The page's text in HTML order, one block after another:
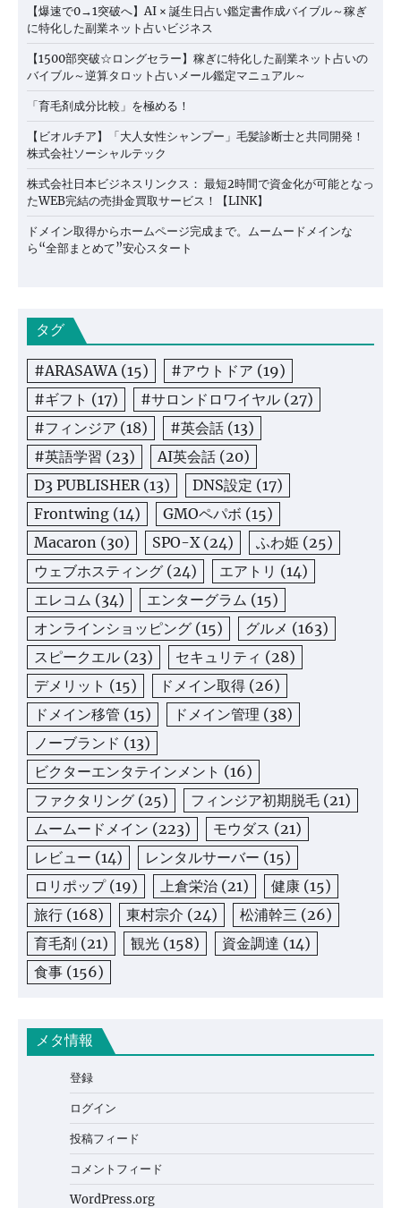
【爆速で0→1突破へ】AI × 誕生日占い鑑定書作成バイブル～稼ぎ
に特化した副業ネット占いビジネス
【1500部突破☆ロングセラー】稼ぎに特化した副業ネット占いの
バイブル～逆算タロット占いメール鑑定マニュアル～
「育毛剤成分比較」を極める！
【ビオルチア】「大人女性シャンプー」毛髪診断士と共同開発！
株式会社ソーシャルテック
株式会社日本ビジネスリンクス： 最短2時間で資金化が可能となっ
たWEB完結の売掛金買取サービス！【LINK】
ドメイン取得からホームページ完成まで。ムームードメインな
ら“全部まとめて”安心スタート
タグ
#ARASAWA(15) #アウトドア (19)
#ギフト (17) #サロンドロワイヤル (27)
#フィンジア (18) #英会話 (13)
#英語学習 (23) AI英会話 (20)
D3 PUBLISHER(13) DNS設定 (17)
Frontwing (14) GMOペパボ (15)
Macaron (30) SPO-X(24) ふわ姫 (25)
ウェブホスティング (24) エアトリ (14)
エレコム (34) エンターグラム (15)
オンラインショッピング (15) グルメ (163)
スピークエル (23) セキュリティ (28)
デメリット (15) ドメイン取得 (26)
ドメイン移管 (15) ドメイン管理 (38)
ノーブランド (13)
ビクターエンタテインメント (16)
ファクタリング (25) フィンジア初期脱毛 (21)
ムームードメイン (223) モウダス (21)
レビュー (14) レンタルサーバー (15)
ロリポップ(19) 上倉栄治 (21) 健康 (15)
旅行 (168) 東村宗介 (24) 松浦幹三 (26)
育毛剤 (21) 観光 (158) 資金調達 (14)
食事 (156)
メタ情報
登録
ログイン
投稿フィード
コメントフィード
WordPress.org